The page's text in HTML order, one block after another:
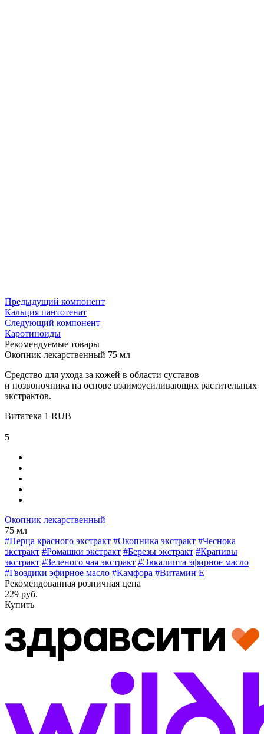
Предыдущий компонент
Кальция пантотенат
Следующий компонент
Каротиноиды
Рекомендуемые товары
Окопник лекарственный 75 мл
Средство для ухода за кожей в области суставов
и позвоночника на основе взаимоусиливающих растительных
экстрактов.
Витатека 1 RUB
5
Окопник лекарственный
75 мл
#Перца красного экстракт #Окопника экстракт #Чеснока
экстракт #Ромашки экстракт #Березы экстракт #Крапивы
экстракт #Зеленого чая экстракт #Эвкалипта эфирное масло
#Гвоздики эфирное масло #Камфора #Витамин E
Рекомендованная розничная цена
229 руб.
Купить